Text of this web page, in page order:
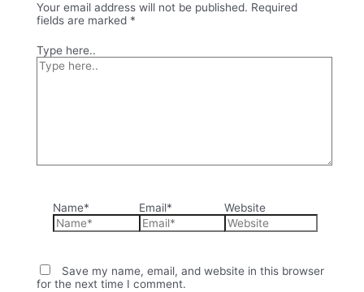
Your email address will not be published. Required
fields are marked *
Type here..
Name* Email* Website
Save my name, email, and website in this browser
for the next time I comment.